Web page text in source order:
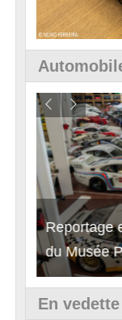
Reportage
du Musée
12Cilindri
En vedette